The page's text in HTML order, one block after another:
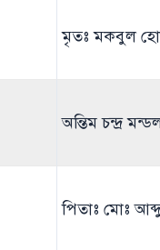
মৃতঃ মকবুল
অন্তিম চন্দ্র
পিতাঃ মোঃ